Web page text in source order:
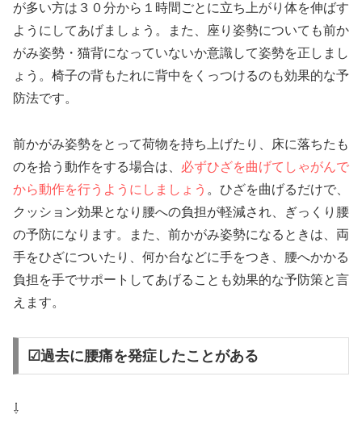
が多い方は３０分から１時間ごとに立ち上がり体を伸ばす
ようにしてあげましょう。また、座り姿勢についても前か
がみ姿勢・猫背になっていないか意識して姿勢を正しまし
ょう。椅子の背もたれに背中をくっつけるのも効果的な予
防法です。
前かがみ姿勢をとって荷物を持ち上げたり、床に落ちたも
のを拾う動作をする場合は、 必ずひざを曲げてしゃがんで
から動作を行うようにしましょう 。ひざを曲げるだけで、
クッション効果となり腰への負担が軽減され、ぎっくり腰
の予防になります。また、前かがみ姿勢になるときは、両
手をひざについたり、何か台などに手をつき、腰へかかる
負担を手でサポートしてあげることも効果的な予防策と言
えます。
☑過去に腰痛を発症したことがある
⇩